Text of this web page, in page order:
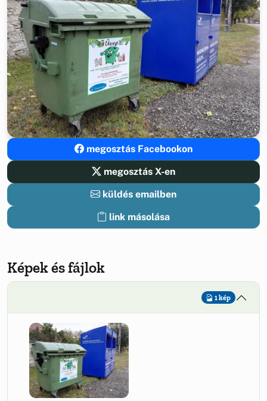
megosztás Facebookon
megosztás X-en
küldés emailben
link másolása
Képek és fájlok
1 kép